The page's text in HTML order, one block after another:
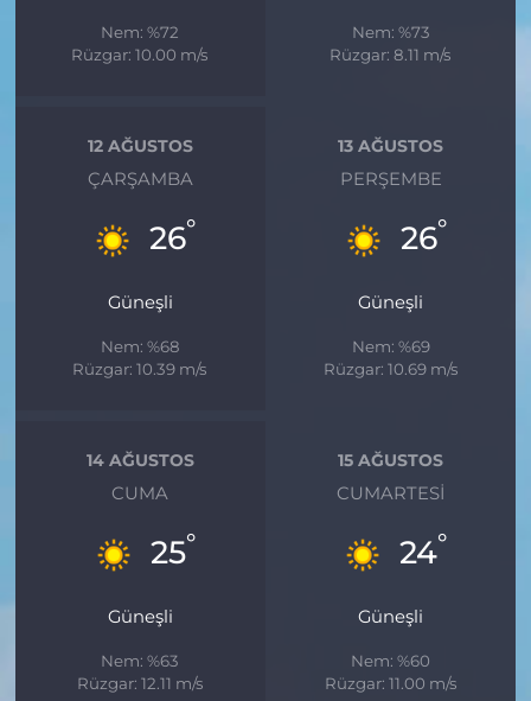
Nem: %72
Rüzgar: 10.00 m/s
Nem: %73
Rüzgar: 8.11 m/s
12 AĞUSTOS
ÇARŞAMBA
26°
Güneşli
Nem: %68
Rüzgar: 10.39 m/s
13 AĞUSTOS
PERŞEMBE
26°
Güneşli
Nem: %69
Rüzgar: 10.69 m/s
14 AĞUSTOS
CUMA
25°
Güneşli
Nem: %63
Rüzgar: 12.11 m/s
15 AĞUSTOS
CUMARTESI
24°
Güneşli
Nem: %60
Rüzgar: 11.00 m/s